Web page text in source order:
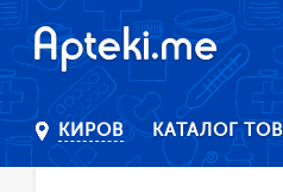
КИРОВ КАТАЛОГ